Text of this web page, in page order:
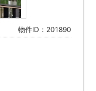
物件ID：201890